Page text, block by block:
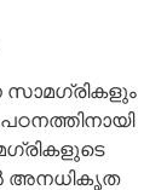
സാമഗ്രികളും
അനധികൃത